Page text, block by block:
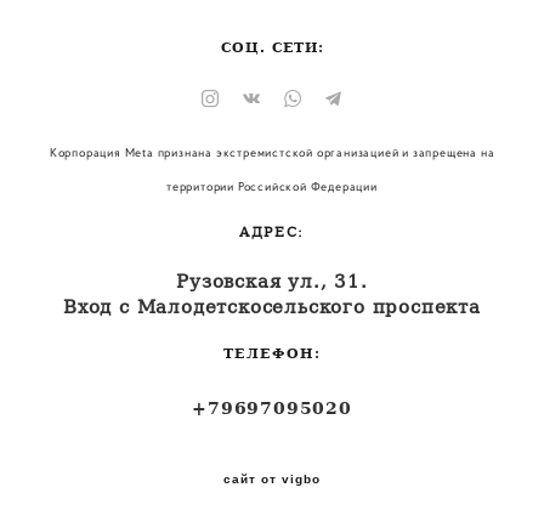
СОЦ. СЕТИ:
Корпорация Meta признана экстремистской организацией и запрещена на
территории Российской Федерации
АДРЕС:
Рузовская ул., 31.
Вход с Малодетскосельского проспекта
ТЕЛЕФОН:
+79697095020
сайт от vigbo